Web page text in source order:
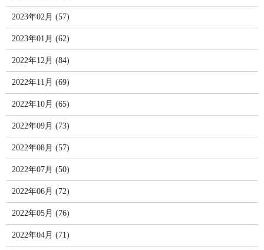
2023年02月 (57)
2023年01月 (62)
2022年12月 (84)
2022年11月 (69)
2022年10月 (65)
2022年09月 (73)
2022年08月 (57)
2022年07月 (50)
2022年06月 (72)
2022年05月 (76)
2022年04月 (71)